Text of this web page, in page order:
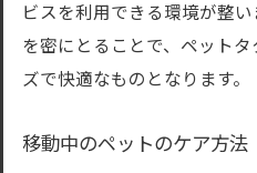
ビスを利用できる環境が整
を密にとることで、ペット
ズで快適なものとなります。
移動中のペットのケア方法